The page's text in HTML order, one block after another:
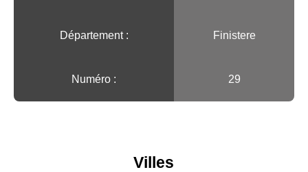
Département : Finistere
Numéro : 29
Villes